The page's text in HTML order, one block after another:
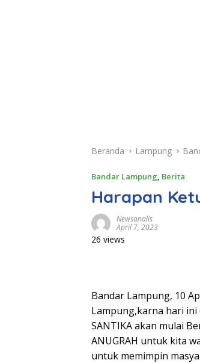
Beranda Lampung
Bandar Lampung, Berita
Harapan
Newsanalis
April 7, 2023
26 views
Bandar Lampung, 10
Lampung,karna hari ini
SANTIKA akan mulai
ANUGRAH untuk kita
untuk memimpin